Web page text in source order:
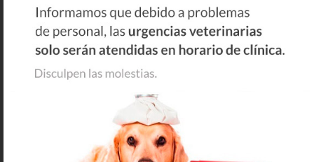
procesos muy agudos que debemos solventar de manera
urgente. Es conveniente acudir a un veterinario especialista en
cuanto detectamos necesidad de ello, pues una rápida
actuación puede salvarle la vida a su mascota. Por lo general si
decidimos esperar al día siguiente, el estado del paciente suele
haberse agravado llegando, en muchos casos, a no ser
recuperable o bien resultando más costosa y difícil su
recuperación. Ganar tiempo es fundamental para mejorar las
posibilidades de supervivencia de un paciente crítico.